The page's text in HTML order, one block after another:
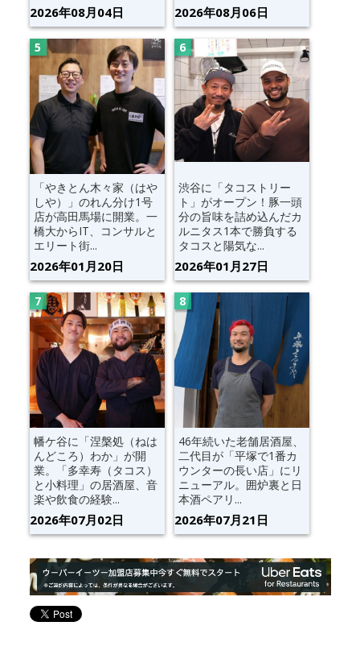
2026年08月04日 2026年08月06日
「やきとん木々家（はや
しや）」のれん分け1号
店が高田馬場に開業。一
橋大からIT、コンサルと
エリート街...
2026年01月20日
渋谷に「タコストリー
ト」がオープン！豚一頭
分の旨味を詰め込んだカ
ルニタス1本で勝負する
タコスと陽気な...
2026年01月27日
幡ケ谷に「涅槃処（ねは
んどころ）わか」が開
業。「多幸寿（タコス）
と小料理」の居酒屋、音
楽や飲食の経験...
2026年07月02日
46年続いた老舗居酒屋、
二代目が「平塚で1番カ
ウンターの長い店」にリ
ニューアル。囲炉裏と日
本酒ペアリ...
2026年07月21日